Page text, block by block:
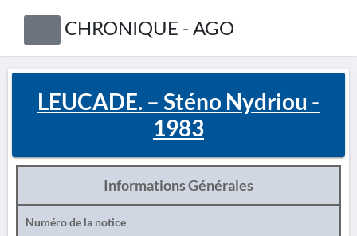
CHRONIQUE - AGO
LEUCADE. – Sténo Nydriou -
1983
Informations Générales
Numéro de la notice